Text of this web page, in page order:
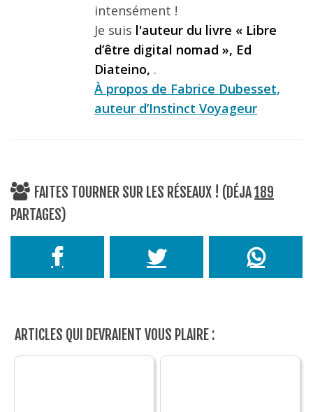
intensément !
Je suis l'auteur du livre « Libre
d’être digital nomad », Ed
Diateino, .
À propos de Fabrice Dubesset,
auteur d’Instinct Voyageur
FAITES TOURNER SUR LES RÉSEAUX ! (DÉJA189
PARTAGES)
ARTICLES QUI DEVRAIENT VOUS PLAIRE :